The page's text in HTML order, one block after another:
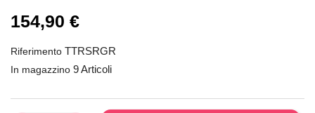
154,90 €
Riferimento TTRSRGR
In magazzino 9 Articoli